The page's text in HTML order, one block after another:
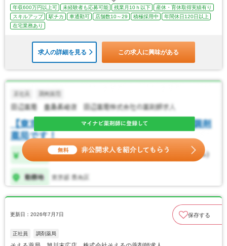
年収600万円以上可 未経験者も応募可能 残業月10ｈ以下
産休・育休取得実績有り
スキルアップ
駅チカ 車通勤可 店舗数10～29 積極採用中
年間休日120日以上
在宅業務あり
求人の詳細を見る この求人に興味がある
更新日：2026年7月7日 保存する
正社員 調剤薬局